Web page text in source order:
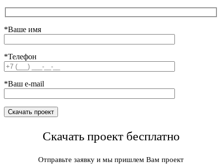
*Ваше имя
*Телефон
*Ваш e-mail
Скачать проект бесплатно
Отправьте заявку и мы пришлем Вам проект